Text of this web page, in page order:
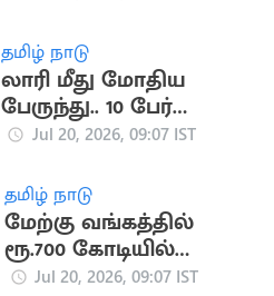
தமிழ் நாடு
லாரி மீது மோதிய
பேருந்து.. 10 பேர்
படுகாயம்
Jul 20, 2026, 09:07 IST
தமிழ் நாடு
மேற்கு வங்கத்தில்
ரூ.700 கோடியில்
அமைய இருக்கும்
Jul 20, 2026, 09:07 IST